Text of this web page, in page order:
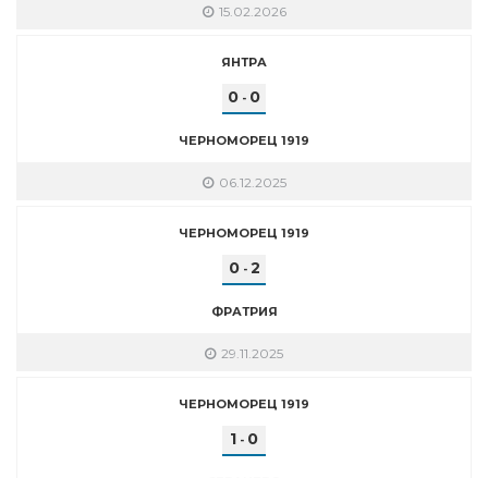
15.02.2026
ЯНТРА
0 - 0
ЧЕРНОМОРЕЦ 1919
06.12.2025
ЧЕРНОМОРЕЦ 1919
0- 2
ФРАТРИЯ
29.11.2025
ЧЕРНОМОРЕЦ 1919
1 - 0